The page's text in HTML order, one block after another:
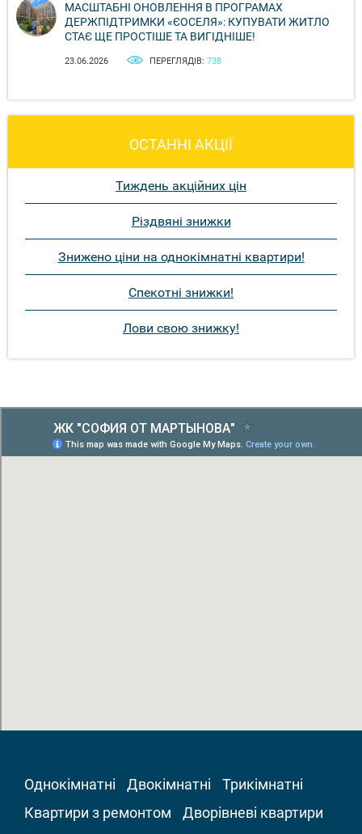
МАСШТАБНІ ОНОВЛЕННЯ В ПРОГРАМАХ
ДЕРЖПІДТРИМКИ «ЄОСЕЛЯ»: КУПУВАТИ ЖИТЛО
СТАЄ ЩЕ ПРОСТІШЕ ТА ВИГІДНІШЕ!
23.06.2026 ПЕРЕГЛЯДІВ: 738
ОСТАННІ АКЦІЇ
Тиждень акційних цін
Різдвяні знижки
Знижено ціни на однокімнатні квартири!
Спекотні знижки!
Лови свою знижку!
Однокімнатні Двокімнатні
Трикімнатні
Квартири з ремонтом
Дворівневі квартири